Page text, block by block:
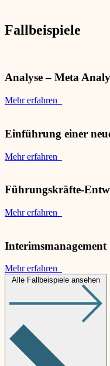
Fallbeispiele
Analyse – Meta
Mehr erfahren
Einführung einer
Mehr erfahren
Führungskräfte-
Mehr erfahren
Interimsmanagement
Mehr erfahren
Alle Fallbeispiele ansehen